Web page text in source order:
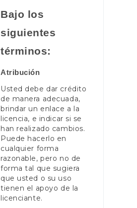
Bajo los
siguientes
términos:
Atribución
Usted debe dar crédito
de manera adecuada,
brindar un enlace a la
licencia, e indicar si se
han realizado cambios.
Puede hacerlo en
cualquier forma
razonable, pero no de
forma tal que sugiera
que usted o su uso
tienen el apoyo de la
licenciante.